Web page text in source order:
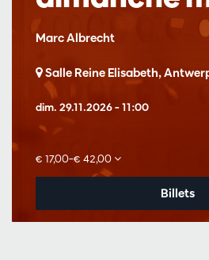
Marc Albrecht
dim. 29.11.2026– 11:00
Salle Reine Elisabeth,
€ 17,00–€ 42,00
Billets